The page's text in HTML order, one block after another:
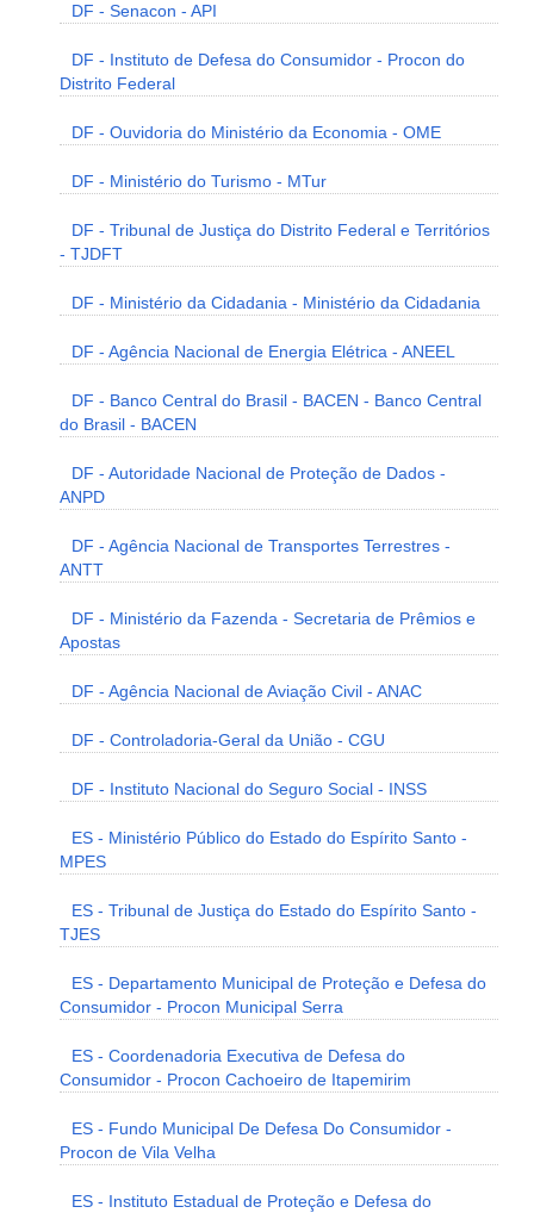
DF - Senacon - API
DF - Instituto de Defesa do Consumidor - Procon do
Distrito Federal
DF - Ouvidoria do Ministério da Economia - OME
DF - Ministério do Turismo - MTur
DF - Tribunal de Justiça do Distrito Federal e Territórios
- TJDFT
DF - Ministério da Cidadania - Ministério da Cidadania
DF - Agência Nacional de Energia Elétrica - ANEEL
DF - Banco Central do Brasil - BACEN - Banco Central
do Brasil - BACEN
DF - Autoridade Nacional de Proteção de Dados -
ANPD
DF - Agência Nacional de Transportes Terrestres -
ANTT
DF - Ministério da Fazenda - Secretaria de Prêmios e
Apostas
DF - Agência Nacional de Aviação Civil - ANAC
DF - Controladoria-Geral da União - CGU
DF - Instituto Nacional do Seguro Social - INSS
ES - Ministério Público do Estado do Espírito Santo -
MPES
ES - Tribunal de Justiça do Estado do Espírito Santo -
TJES
ES - Departamento Municipal de Proteção e Defesa do
Consumidor - Procon Municipal Serra
ES - Coordenadoria Executiva de Defesa do
Consumidor - Procon Cachoeiro de Itapemirim
ES - Fundo Municipal De Defesa Do Consumidor -
Procon de Vila Velha
ES - Instituto Estadual de Proteção e Defesa do